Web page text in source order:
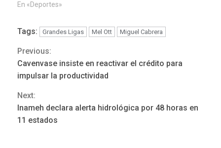
En «Deportes»
Tags: Grandes Ligas Mel Ott Miguel Cabrera
Continue
Reading
Previous:
Cavenvase insiste en reactivar el crédito para
impulsar la productividad
Next:
Inameh declara alerta hidrológica por 48 horas en
11 estados
gestión
4
Reparan hundimiento de la
«Juan Bautista Arismendi» a
REGIONALES
TECNOLOGÍA